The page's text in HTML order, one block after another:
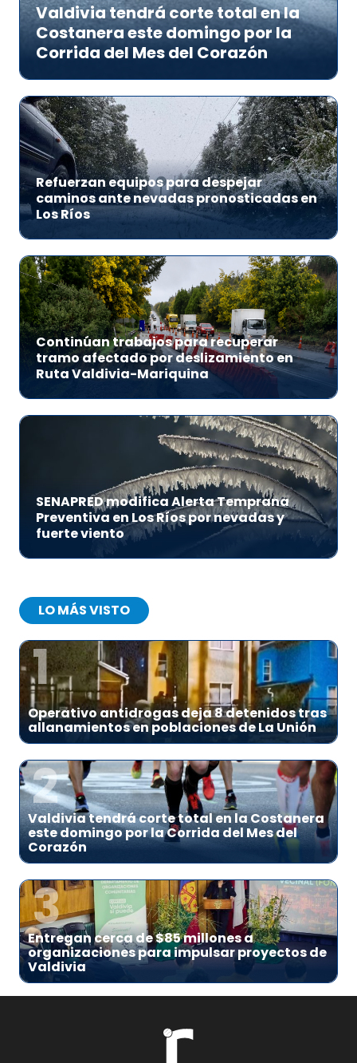
Valdivia tendrá corte total en la
Costanera este domingo por la
Corrida del Mes del Corazón
Refuerzan equipos para despejar
caminos ante nevadas pronosticadas en
Los Ríos
Continúan trabajos para recuperar
tramo afectado por deslizamiento en
Ruta Valdivia-Mariquina
SENAPRED modifica Alerta Temprana
Preventiva en Los Ríos por nevadas y
fuerte viento
LO MÁS VISTO
1
Operativo antidrogas deja 8 detenidos tras
allanamientos en poblaciones de La Unión
2
Valdivia tendrá corte total en la Costanera
este domingo por la Corrida del Mes del
Corazón
3
Entregan cerca de $85 millones a
organizaciones para impulsar proyectos de
Valdivia